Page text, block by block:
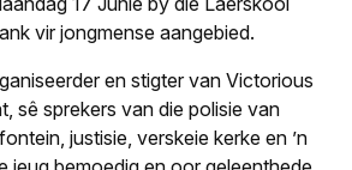
vir jongmense aangebied.
en stigter van Victorious
sê sprekers van die polisie van
justisie, verskeie kerke en ’n